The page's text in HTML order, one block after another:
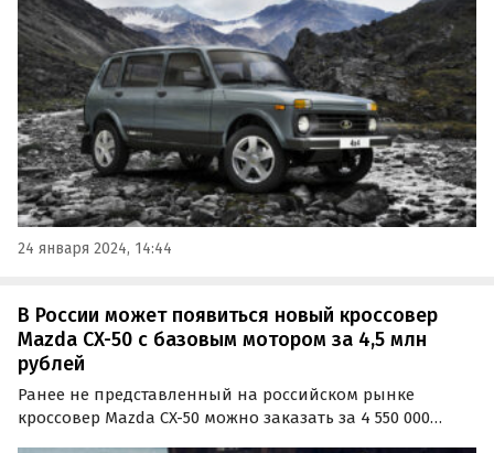
класса «Евро-5», но и шильдиками на кузове.
24 января 2024, 14:44
В России может появиться новый кроссовер
Mazda CX-50 с базовым мотором за 4,5 млн
рублей
Ранее не представленный на российском рынке
кроссовер Mazda CX-50 можно заказать за 4 550 000